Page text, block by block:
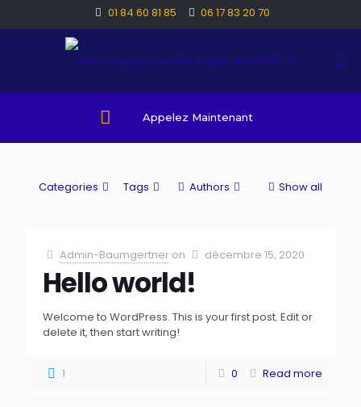
01 84 60 81 85 06 17 83 20 70
Appelez Maintenant
Categories Tags Authors Show all
Admin-Baumgertner on décembre 15, 2020
Hello world!
Welcome to WordPress. This is your first post. Edit or
delete it, then start writing!
1 0 Read more